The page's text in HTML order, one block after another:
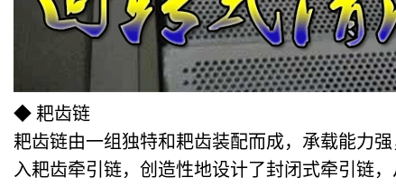
◆ 耙齿链
耙齿链由一组独特和耙齿装配而成，承载能力
入耙齿牵引链，创造性地设计了封闭式牵引链